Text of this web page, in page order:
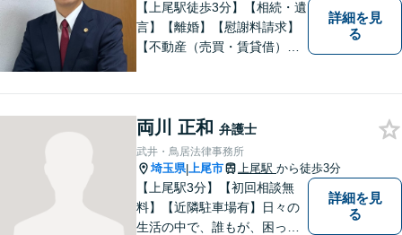
【上尾駅徒歩3分】【相続・遺
言】【離婚】【慰謝料請求】
【不動産（売買・賃貸借）】
詳細を見
る
両川 正和 弁護士
武井・鳥居法律事務所
埼玉県|上尾市 上尾駅 から徒歩3分
【上尾駅3分】【初回相談無
料】【近隣駐車場有】日々の
生活の中で、誰もが、困っ
詳細を見
る